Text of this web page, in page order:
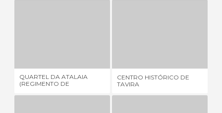
QUARTEL DA ATALAIA
(REGIMENTO DE
CENTRO HISTÓRICO DE
TAVIRA